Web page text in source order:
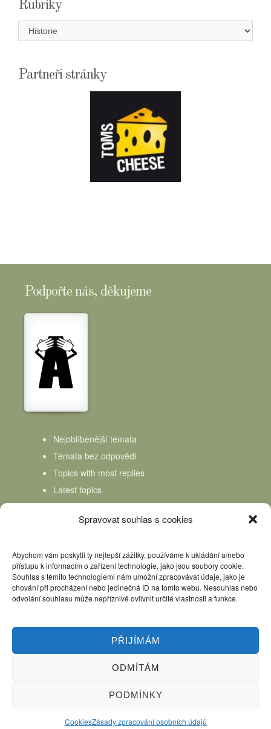
Spravovat souhlas s cookies
Abychom vám poskytli ty nejlepší zážitky, používáme k ukládání a/nebo
přístupu k informacím o zařízení technologie, jako jsou soubory cookie.
Souhlas s těmito technologiemi nám umožní zpracovávat údaje, jako je
chování při procházení nebo jedinečná ID na tomto webu. Nesouhlas nebo
odvolání souhlasu může nepříznivě ovlivnit určité vlastnosti a funkce.
PŘIJÍMÁM
ODMÍTÁM
PODMÍNKY
CookiesZásady zpracování osobních údajů
Rubriky
Rubriky
Partneři stránky
Podpořte nás, děkujeme
Nejoblíbenější témata
Témata bez odpovědi
Topics with most replies
Latest topics
Topics Freshness
Kniha Domácí mlékař Nápověda